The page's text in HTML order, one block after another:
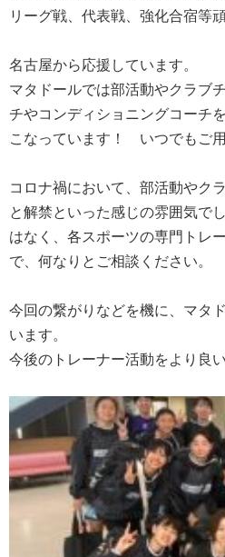
リーグ戦、代表戦、強化合宿等
名古屋から応援しています。
マタドールでは部活動やクラブ
チやコンディショニングコーチ
こなっています！ いつでもご用
コロナ禍において、部活動やク
と解禁といった感じの雰囲気で
はなく、各スポーツの専門トレ
で、何なりとご相談ください。
今回の繋がりなどを機に、マタ
います。
今後のトレーナー活動をより良